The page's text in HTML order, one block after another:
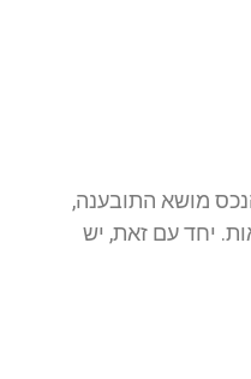
מושא התובענה,
יחד עם זאת, יש